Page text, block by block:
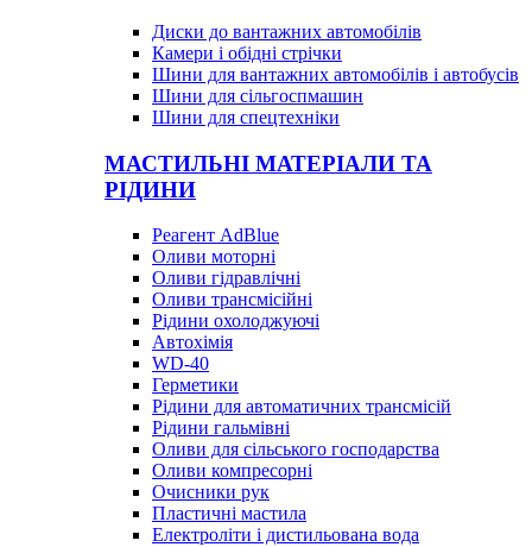
Диски до вантажних автомобілів
Камери і обідні стрічки
Шини для вантажних автомобілів і автобусів
Шини для сільгоспмашин
Шини для спецтехніки
МАСТИЛЬНІ МАТЕРІАЛИ ТА
РІДИНИ
Реагент AdBlue
Оливи моторні
Оливи гідравлічні
Оливи трансмісійні
Рідини охолоджуючі
Автохімія
WD-40
Герметики
Рідини для автоматичних трансмісій
Рідини гальмівні
Оливи для сільського господарства
Оливи компресорні
Очисники рук
Пластичні мастила
Електроліти і дистильована вода